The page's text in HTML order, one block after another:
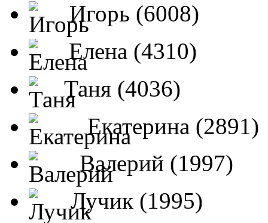
Игорь (6008)
Елена (4310)
Таня (4036)
Екатерина (2891)
Валерий (1997)
Лучик (1995)